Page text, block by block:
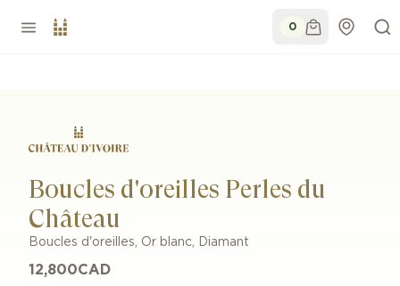
0
Boucles d'oreilles Perles du
Château
Boucles d'oreilles, Or blanc, Diamant
12,800CAD